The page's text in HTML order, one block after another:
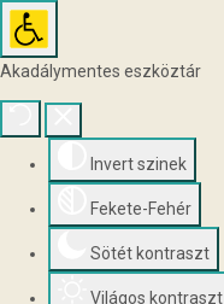
Akadálymentes eszköztár
Invert szinek
Fekete-Fehér
Sötét kontraszt
Világos kontraszt